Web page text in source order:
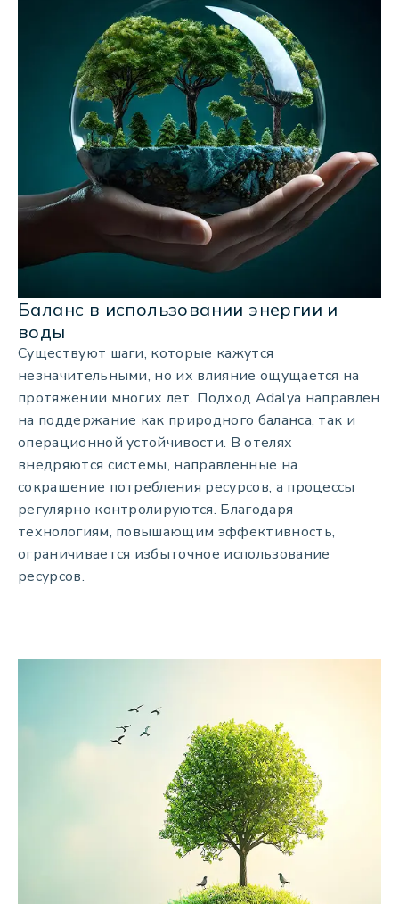
Баланс в использовании энергии и
воды
Существуют шаги, которые кажутся
незначительными, но их влияние ощущается на
протяжении многих лет. Подход Adalya направлен
на поддержание как природного баланса, так и
операционной устойчивости. В отелях
внедряются системы, направленные на
сокращение потребления ресурсов, а процессы
регулярно контролируются. Благодаря
технологиям, повышающим эффективность,
ограничивается избыточное использование
ресурсов.